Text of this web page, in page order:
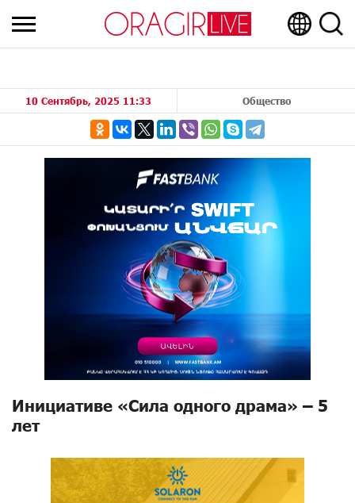
10 Сентябрь, 2025 11:33 Общество
Инициативе «Сила одного драма» – 5
лет